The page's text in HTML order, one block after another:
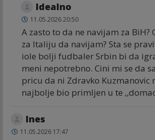
Idealno
11.05.2026 20:50
A zasto to da ne navijam za BiH?
za Italiju da navijam? Sta se
iole bolji fudbaler Srbin bi da
meni nepotrebno. Cini mi se da
pricu da ni Zdravko Kuzmanovic
najbolje bio primljen u te
Ines
11.05.2026 17:47